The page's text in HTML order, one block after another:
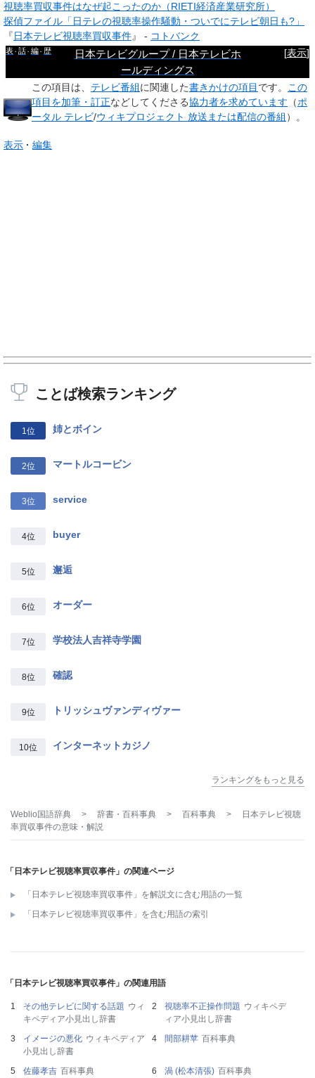
視聴率買収事件はなぜ起こったのか（RIETI経済産業研究所）
探偵ファイル「日テレの視聴率操作騒動・ついでにテレビ朝日も?」
『日本テレビ視聴率買収事件』 - コトバンク
[表示]
表 話 編 歴
日本テレビグループ / 日本テレビホ
ールディングス
この項目は、 テレビ番組に関連した書きかけの項目 です。
この
項目を加筆・訂正などしてくださる協力者を求めています （ポ
ータル テレビ/ウィキプロジェクト 放送または配信の番組 ）。
表示 編集
ことば検索ランキング
1位 姉とボイン
2位 マートルコービン
3位 service
4位 buyer
5位 邂逅
6位 オーダー
7位 学校法人吉祥寺学園
8位 確認
9位 トリッシュヴァンディヴァー
10位 インターネットカジノ
ランキングをもっと見る
Weblio国語辞典 > 辞書・百科事典 > 百科事典 >
日本テレビ視聴
率買収事件の意味・解説
「日本テレビ視聴率買収事件」の関連ページ
「日本テレビ視聴率買収事件」を解説文に含む用語の一覧
「日本テレビ視聴率買収事件」を含む用語の索引
「日本テレビ視聴率買収事件」の関連用語
その他テレビに関する話題 ウィ
キペディア小見出し辞書
視聴率不正操作問題 ウィキペデ
ィア小見出し辞書
イメージの悪化 ウィキペディア
小見出し辞書
間部耕苹 百科事典
佐藤孝吉 百科事典 渦 (松本清張) 百科事典